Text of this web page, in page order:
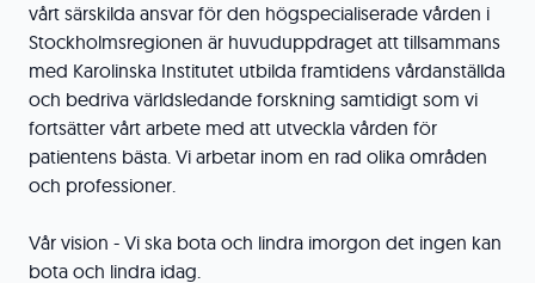
vårt särskilda ansvar för den högspecialiserade vården i
Stockholmsregionen är huvuduppdraget att tillsammans
med Karolinska Institutet utbilda framtidens vårdanställda
och bedriva världsledande forskning samtidigt som vi
fortsätter vårt arbete med att utveckla vården för
patientens bästa. Vi arbetar inom en rad olika områden
och professioner.
Vår vision - Vi ska bota och lindra imorgon det ingen kan
bota och lindra idag.